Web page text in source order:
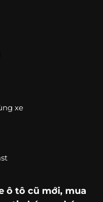
xe
ô tô cũ mới, mua